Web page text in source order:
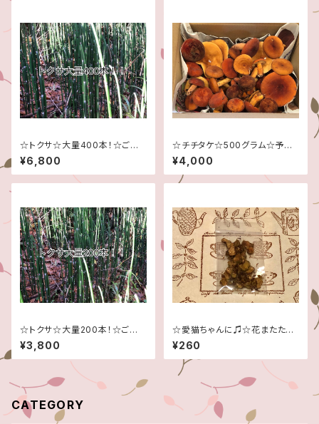
☆トクサ☆大量400本！☆ご注
文頂いてから採取させて頂きま
す☆
¥6,800
☆チチタケ☆500グラム☆予約
販売☆7月末頃から8月末頃の
発送予定です☆信州産
¥4,000
☆トクサ☆大量200本！☆ご注
文頂いてから採取させて頂きま
す☆
¥3,800
☆愛猫ちゃんに♫☆花またたび
の実乾燥スライスタイプ(木天
寥)
¥260
CATEGORY